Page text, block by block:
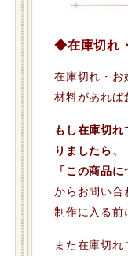
◆在庫切れ
在庫切れ・お
材料があれば
もし在庫切
りましたら、
「この商品
からお問い合
制作に入る前
また在庫切